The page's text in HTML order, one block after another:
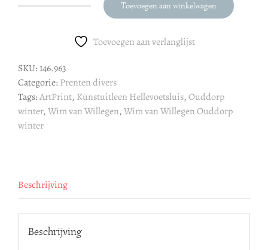
Willegen
Ouddorp
winter
aantal
Toevoegen aan winkelwagen
Toevoegen aan verlanglijst
SKU:146.963
Categorie:Prenten divers
Tags:ArtPrint, Kunstuitleen Hellevoetsluis,Ouddorp
winter,Wim van Willegen,Wim van Willegen Ouddorp
winter
Beschrijving
Beschrijving